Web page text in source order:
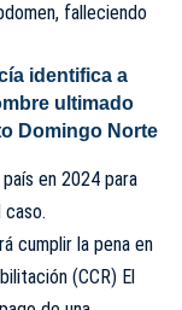
falleciendo
identifica a
ultimado
Domingo Norte
en 2024 para
cumplir la pena en
(CCR) El